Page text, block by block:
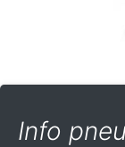
Info